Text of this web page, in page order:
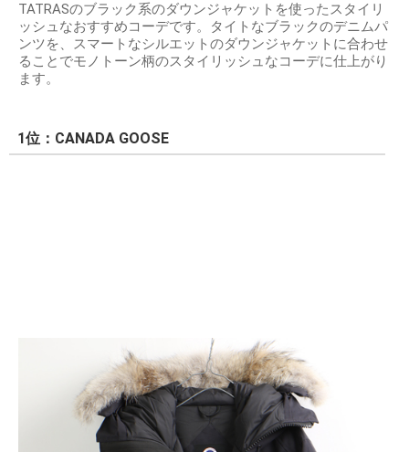
TATRASのブラック系のダウンジャケットを使ったスタイリ
ッシュなおすすめコーデです。タイトなブラックのデニムパ
ンツを、スマートなシルエットのダウンジャケットに合わせ
ることでモノトーン柄のスタイリッシュなコーデに仕上がり
ます。
1位：CANADA GOOSE